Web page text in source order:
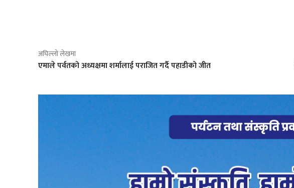
अघिल्लो लेखमा
एमाले पर्वतको अध्यक्षमा शर्मालाई पराजित गर्दै पहाडीको जीत